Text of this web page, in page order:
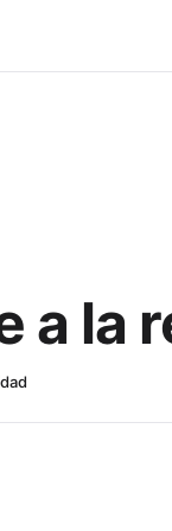
a la